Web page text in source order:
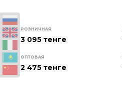
РОЗНИЧНАЯ
3 095 тенге
ОПТОВАЯ
2 475 тенге